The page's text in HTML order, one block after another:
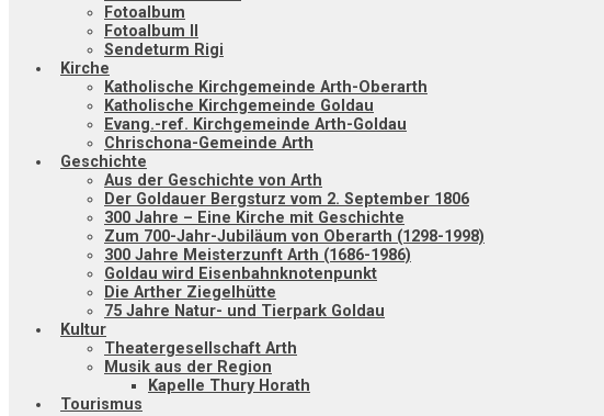
Fotoalbum
Fotoalbum II
Sendeturm Rigi
Kirche
Katholische Kirchgemeinde Arth-Oberarth
Katholische Kirchgemeinde Goldau
Evang.-ref. Kirchgemeinde Arth-Goldau
Chrischona-Gemeinde Arth
Geschichte
Aus der Geschichte von Arth
Der Goldauer Bergsturz vom 2. September 1806
300 Jahre – Eine Kirche mit Geschichte
Zum 700-Jahr-Jubiläum von Oberarth (1298-1998)
300 Jahre Meisterzunft Arth (1686-1986)
Goldau wird Eisenbahnknotenpunkt
Die Arther Ziegelhütte
75 Jahre Natur- und Tierpark Goldau
Kultur
Theatergesellschaft Arth
Musik aus der Region
Kapelle Thury Horath
Tourismus